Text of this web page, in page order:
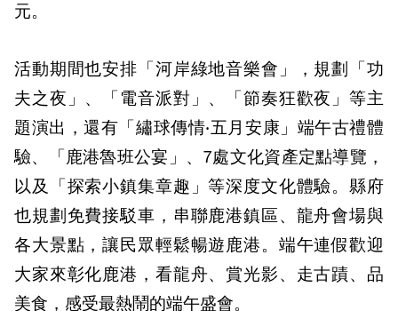
元。
活動期間也安排「河岸綠地音樂會」，規劃「功
夫之夜」、「電音派對」、「節奏狂歡夜」等主
題演出，還有「繡球傳情‧五月安康」端午古禮體
驗、「鹿港魯班公宴」、7處文化資產定點導覽，
以及「探索小鎮集章趣」等深度文化體驗。縣府
也規劃免費接駁車，串聯鹿港鎮區、龍舟會場與
各大景點，讓民眾輕鬆暢遊鹿港。端午連假歡迎
大家來彰化鹿港，看龍舟、賞光影、走古蹟、品
美食，感受最熱鬧的端午盛會。